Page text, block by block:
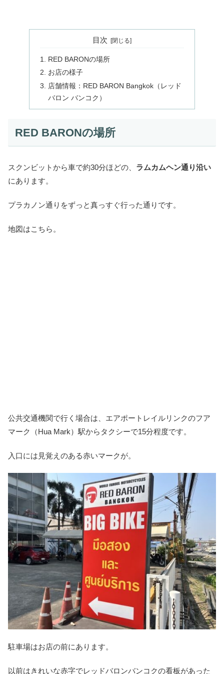
目次
RED BARONの場所
お店の様子
店舗情報：RED BARON Bangkok（レッド
バロン バンコク）
RED BARONの場所
スクンビットから車で約30分ほどの、 ラムカムヘン通り沿い
にあります。
プラカノン通りをずっと真っすぐ行った通りです。
地図はこちら。
公共交通機関で行く場合は、エアポートレイルリンクのフア
マーク（Hua Mark）駅からタクシーで15分程度です。
入口には見覚えのある赤いマークが。
駐車場はお店の前にあります。
以前はきれいな赤字でレッドバロンバンコクの看板があった